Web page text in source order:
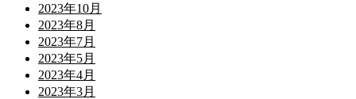
2023年10月
2023年8月
2023年7月
2023年5月
2023年4月
2023年3月